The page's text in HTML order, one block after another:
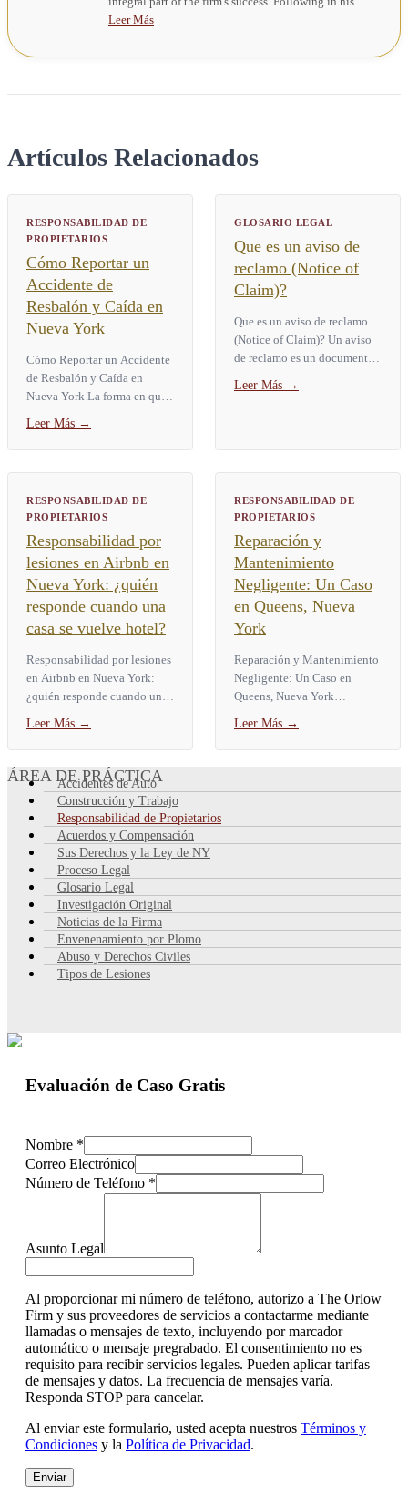
Leer Más
Artículos Relacionados
RESPONSABILIDAD DE
PROPIETARIOS
Cómo Reportar un
Accidente de
Resbalón y Caída en
Nueva York
Cómo Reportar un Accidente
de Resbalón y Caída en
Nueva York La forma en que
resbalón y caída en Nueva
York depende de dónde...
Leer Más →
GLOSARIO LEGAL
Que es un aviso de
reclamo (Notice of
Claim)?
Que es un aviso de reclamo
(Notice of Claim)? Un aviso
de reclamo es un documento
de Nueva York exige que
Leer Más →
RESPONSABILIDAD DE
PROPIETARIOS
Responsabilidad por
lesiones en Airbnb en
Nueva York: ¿quién
responde cuando una
casa se vuelve hotel?
Responsabilidad por lesiones
en Airbnb en Nueva York:
¿quién responde cuando una
responsabilidad por lesiones
en un Airbnb en Nueva...
Leer Más →
RESPONSABILIDAD DE
PROPIETARIOS
Reparación y
Mantenimiento
Negligente: Un Caso
en Queens, Nueva
York
Reparación y Mantenimiento
Negligente: Un Caso en
Queens, Nueva York
de un elevador por puertas
defectuosas Acuerdo:
Leer Más →
ÁREA DE PRÁCTICA
Accidentes de Auto
Construcción y Trabajo
Responsabilidad de Propietarios
Acuerdos y Compensación
Sus Derechos y la Ley de NY
Proceso Legal
Glosario Legal
Investigación Original
Noticias de la Firma
Envenenamiento por Plomo
Abuso y Derechos Civiles
Tipos de Lesiones
Evaluación de Caso Gratis
Nombre *
Correo Electrónico
Número de Teléfono *
Asunto Legal
Al proporcionar mi número de teléfono, autorizo a The Orlow
Firm y sus proveedores de servicios a contactarme mediante
llamadas o mensajes de texto, incluyendo por marcador
automático o mensaje pregrabado. El consentimiento no es
requisito para recibir servicios legales. Pueden aplicar tarifas
de mensajes y datos. La frecuencia de mensajes varía.
Responda STOP para cancelar.
Al enviar este formulario, usted acepta nuestros Términos y
Condiciones y la Política de Privacidad.
Enviar